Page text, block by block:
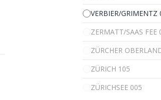
VERBIER/GRIMENTZ
ZERMATT/SAAS FEE
ZÜRCHER
ZÜRICH 105
ZÜRICHSEE 005